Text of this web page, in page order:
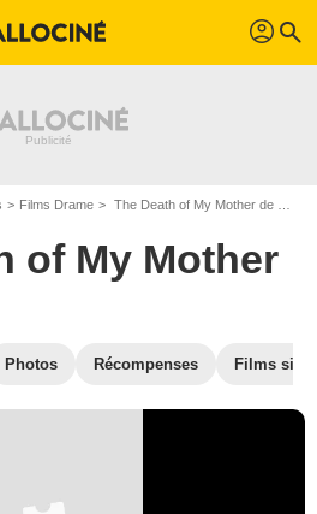
profil search
Films Drame The Death of My Mother de Jessica Krummacher
of My Mother
Photos Récompenses Films